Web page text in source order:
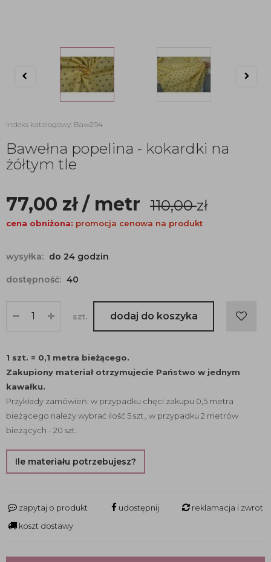
indeks katalogowy: Baw294
Bawełna popelina - kokardki na
żółtym tle
77,00 zł/ metr 110,00zł
cena obniżona: promocja cenowa na produkt
wysyłka: do 24 godzin
dostępność: 40
szt. dodaj do koszyka
1 szt. = 0,1 metra bieżącego.
Zakupiony materiał otrzymujecie Państwo w jednym
kawałku.
Przykłady zamówień: w przypadku chęci zakupu 0,5 metra
bieżącego należy wybrać ilość 5 szt., w przypadku 2 metrów
bieżących - 20 szt.
Ile materiału potrzebujesz?
zapytaj o produkt udostępnij
reklamacja i zwrot
koszt dostawy